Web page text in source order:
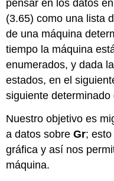
pensar en los datos
(3.65) como una lista
de una máquina
tiempo la máquina
enumerados, y dada
estados, en el
siguiente
Nuestro objetivo es
a datos sobreGr;
gráfica y así nos
máquina.